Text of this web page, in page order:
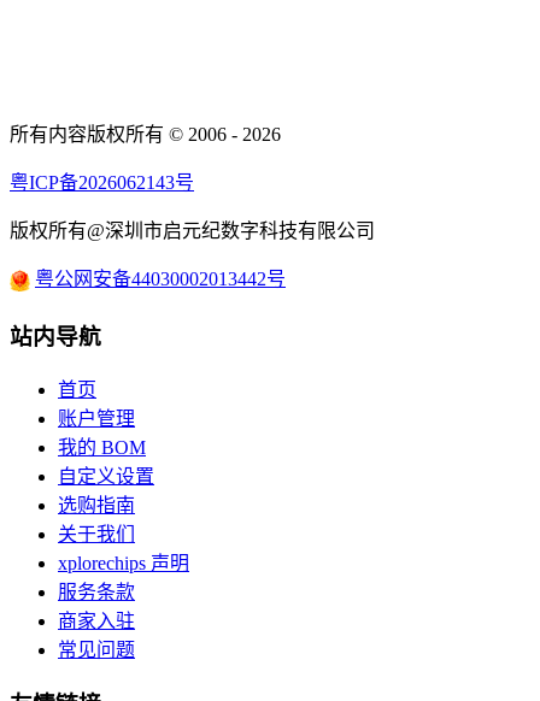
所有内容版权所有 © 2006 - 2026
粤ICP备2026062143号
版权所有@深圳市启元纪数字科技有限公司
粤公网安备44030002013442号
站内导航
首页
账户管理
我的 BOM
自定义设置
选购指南
关于我们
xplorechips 声明
服务条款
商家入驻
常见问题